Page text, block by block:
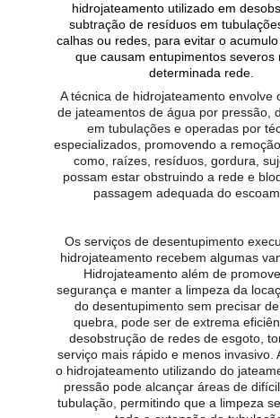
hidrojateamento utilizado em
subtração de resíduos em
calhas ou redes, para evitar o
que causam entupimentos severos
determinada rede.
A técnica de hidrojateamento envolve
de jateamentos de água por pressão,
em tubulações e operadas por
especializados, promovendo a
como, raízes, resíduos, gordura,
possam estar obstruindo a rede e
passagem adequada do
Os serviços de desentupimento
hidrojateamento recebem algumas
Hidrojateamento além de
segurança e manter a limpeza da
do desentupimento sem precisar
quebra, pode ser de extrema
desobstrução de redes de esgoto,
serviço mais rápido e menos invasivo.
o hidrojateamento utilizando do
pressão pode alcançar áreas de
tubulação, permitindo que a limpeza